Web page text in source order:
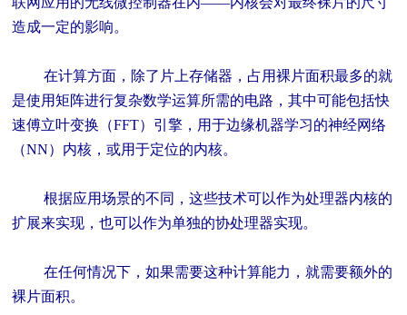
造成一定的影响。
在计算方面，除了片上存储器，占用裸片面积最多的就
是使用矩阵进行复杂数学运算所需的电路，其中可能包括快
速傅立叶变换（FFT）引擎，用于边缘机器学习的神经网络
（NN）内核，或用于定位的内核。
根据应用场景的不同，这些技术可以作为处理器内核的
扩展来实现，也可以作为单独的协处理器实现。
在任何情况下，如果需要这种计算能力，就需要额外的
裸片面积。